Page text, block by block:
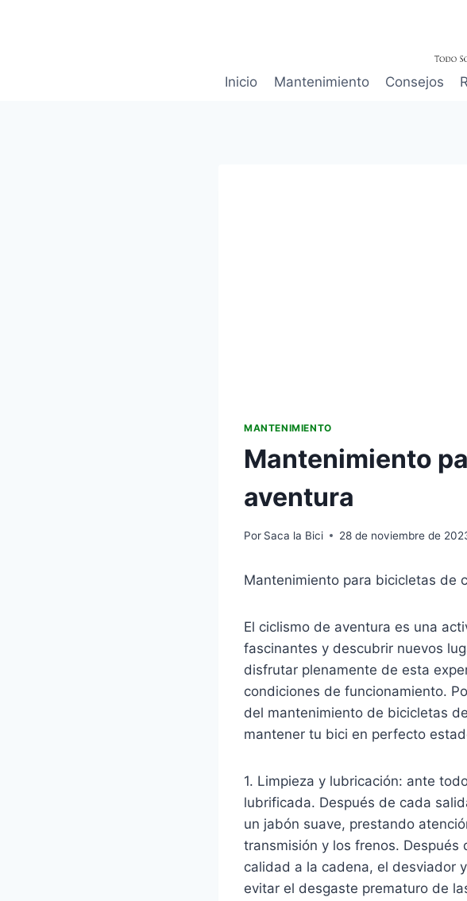
Inicio
Mantenimiento Consejos
MANTENIMIENTO
Mantenimiento
aventura
Por Saca la Bici 28 de noviembre de
Mantenimiento para bicicletas de
El ciclismo de aventura es una
fascinantes y descubrir nuevos
disfrutar plenamente de esta
condiciones de funcionamiento.
del mantenimiento de bicicletas
mantener tu bici en perfecto
1. Limpieza y lubricación: ante
lubrificada. Después de cada
un jabón suave, prestando
transmisión y los frenos.
calidad a la cadena, el desviador
evitar el desgaste prematuro de